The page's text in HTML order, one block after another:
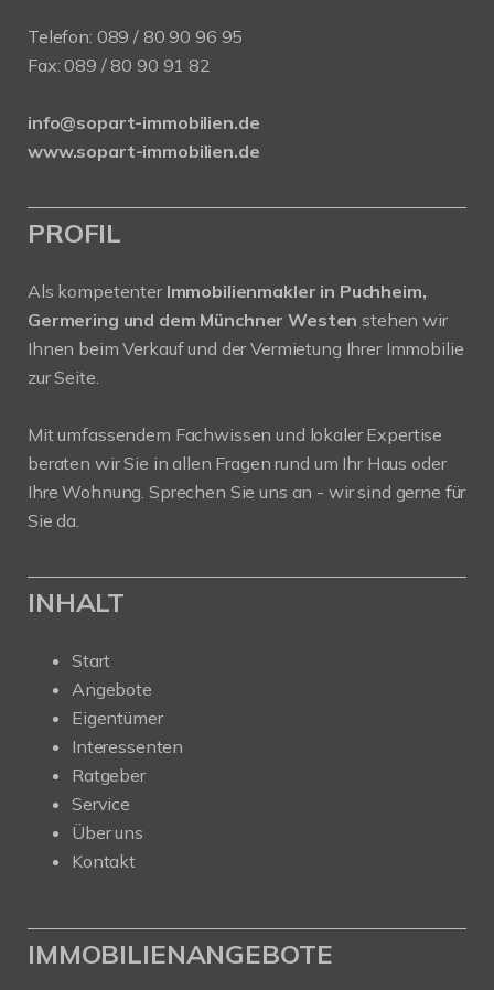
Telefon: 089 / 80 90 96 95
Fax: 089 / 80 90 91 82
info@sopart-immobilien.de
www.sopart-immobilien.de
PROFIL
Als kompetenter Immobilienmakler in Puchheim,
Germering und dem Münchner Westen stehen wir
Ihnen beim Verkauf und der Vermietung Ihrer Immobilie
zur Seite.
Mit umfassendem Fachwissen und lokaler Expertise
beraten wir Sie in allen Fragen rund um Ihr Haus oder
Ihre Wohnung. Sprechen Sie uns an - wir sind gerne für
Sie da.
INHALT
Start
Angebote
Eigentümer
Interessenten
Ratgeber
Service
Über uns
Kontakt
IMMOBILIENANGEBOTE